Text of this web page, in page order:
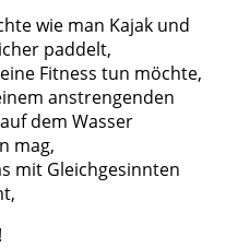
wie man Kajak und
paddelt,
Fitness tun möchte,
anstrengenden
dem Wasser
mag,
mit Gleichgesinnten